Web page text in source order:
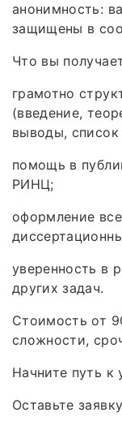
анонимность:
защищены в
Что вы
грамотно
(введение,
выводы,
помощь в
РИНЦ;
оформление
уверенность в
других задач.
Стоимость от
сложности,
Начните путь к
Оставьте